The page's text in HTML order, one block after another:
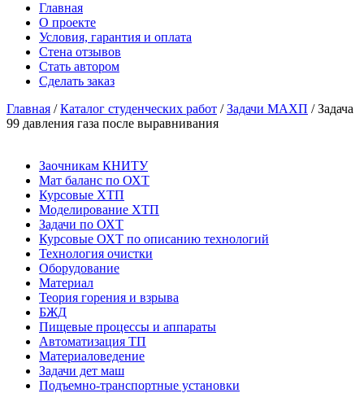
Главная
О проекте
Условия, гарантия и оплата
Стена отзывов
Стать автором
Сделать заказ
Главная /Каталог студенческих работ /Задачи МАХП / Задача
99 давления газа после выравнивания
Заочникам КНИТУ
Мат баланс по ОХТ
Курсовые ХТП
Моделирование ХТП
Задачи по ОХТ
Курсовые ОХТ по описанию технологий
Технология очистки
Оборудование
Материал
Теория горения и взрыва
БЖД
Пищевые процессы и аппараты
Автоматизация ТП
Материаловедение
Задачи дет маш
Подъемно-транспортные установки